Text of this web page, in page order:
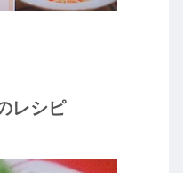
レシピ